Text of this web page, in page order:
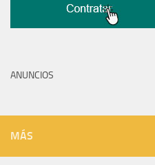
ANUNCIOS
MÁS